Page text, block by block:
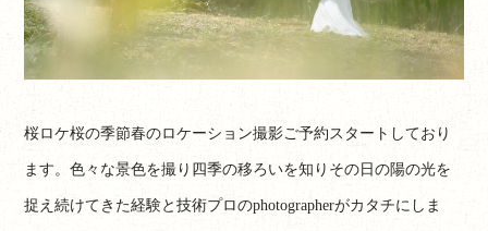
桜ロケ桜の季節春のロケーション撮影ご予約スタートしており
ます。色々な景色を撮り四季の移ろいを知りその日の陽の光を
捉え続けてきた経験と技術プロのphotographerがカタチにしま